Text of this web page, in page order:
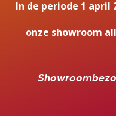
In de periode 1 april
onze showroom